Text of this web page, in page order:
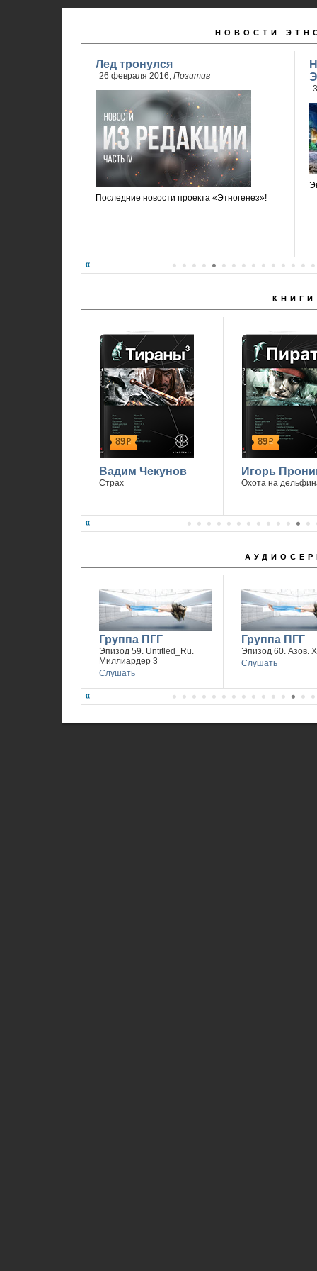
НОВОСТИ
Лед тронулся
26 февраля 2016, Позитив
Последние новости проекта «Этногенез»!
КНИГИ
89р
Вадим Чекунов
Страх
89р
Игорь
Охота на
Группа ПГГ
Эпизод 59. Untitled_Ru.
Миллиардер 3
Слушать
Группа ПГГ
Эпизод 60. Азов.
Слушать